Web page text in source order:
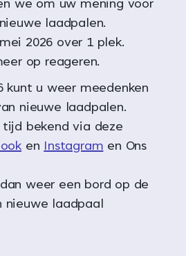
we om uw mening voor
laadpalen.
2026 over 1 plek.
op reageren.
kunt u weer meedenken
nieuwe laadpalen.
bekend via deze
en Instagram en Ons
weer een bord op de
nieuwe laadpaal